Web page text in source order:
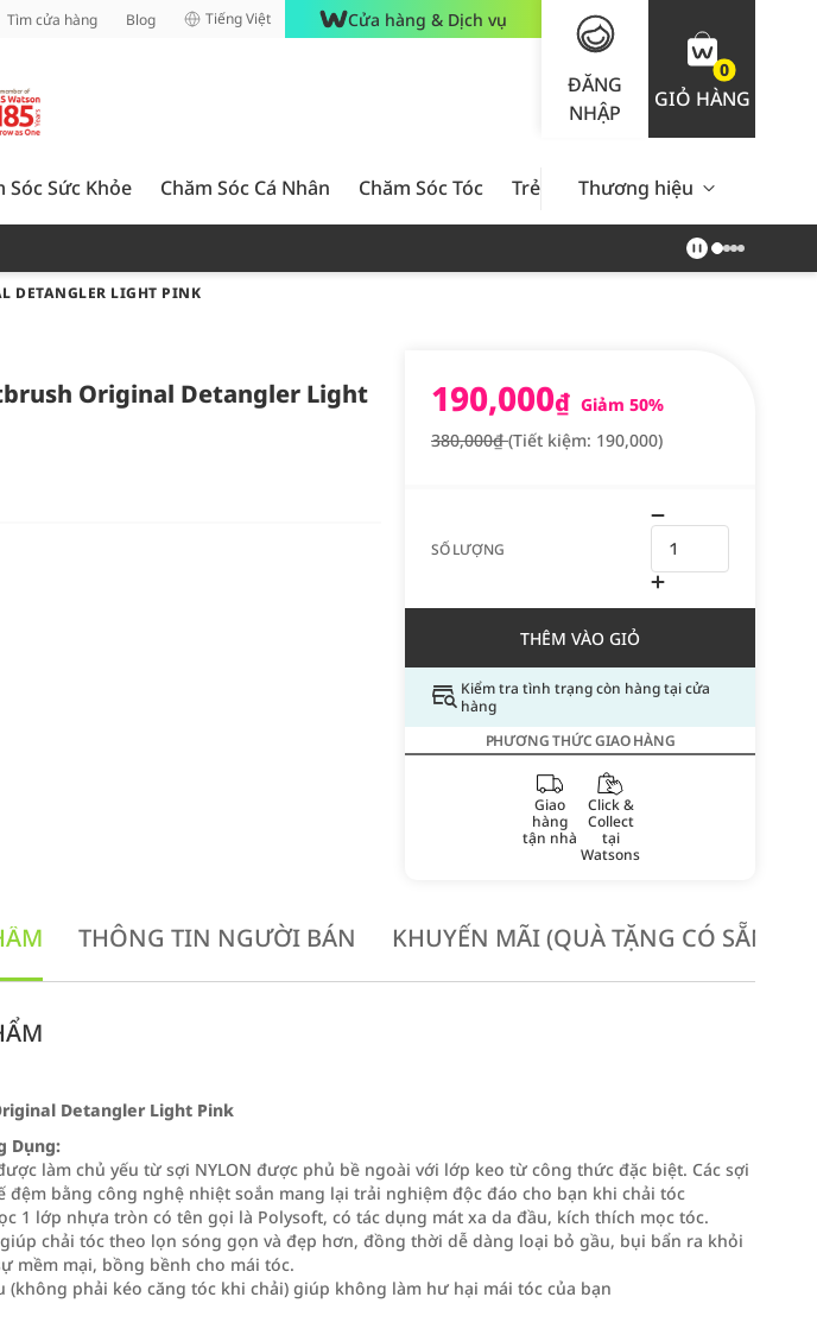
Tìm cửa hàng Blog Tiếng Việt Cửa hàng & Dịch vụ
ĐĂNG
NHẬP
0
GIỎ HÀNG
Sóc Sức Khỏe Chăm Sóc Cá Nhân Chăm Sóc Tóc Trẻ Em Nam Giới Chăm Sóc
Thương hiệu
DETANGLER LIGHT PINK
Original Detangler Light
190,000₫ Giảm 50%
380,000₫(Tiết kiệm: 190,000)
SỐ LƯỢNG
THÊM VÀO GIỎ
Kiểm tra tình trạng còn hàng tại cửa
hàng
PHƯƠNG THỨC GIAO HÀNG
Giao
hàng
tận nhà
Click &
Collect
tại
Watsons
THÔNG TIN NGƯỜI BÁN KHUYẾN MÃI (QUÀ TẶNG CÓ SẴN
Detangler Light Pink
Dụng:
làm chủ yếu từ sợi NYLON được phủ bề ngoài với lớp keo từ công thức đặc biệt. Các sợi
đệm bằng công nghệ nhiệt soắn mang lại trải nghiệm độc đáo cho bạn khi chải tóc
1 lớp nhựa tròn có tên gọi là Polysoft, có tác dụng mát xa da đầu, kích thích mọc tóc.
chải tóc theo lọn sóng gọn và đẹp hơn, đồng thời dễ dàng loại bỏ gầu, bụi bẩn ra khỏi
mềm mại, bồng bềnh cho mái tóc.
(không phải kéo căng tóc khi chải) giúp không làm hư hại mái tóc của bạn